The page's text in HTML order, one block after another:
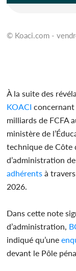
© Koaci.com -
À la suite des
KOACI
milliards de FCFA
ministère de
technique de Côte
d’administration
adhérents à
2026.
Dans cette note
d’administration,
indiqué qu’une
devant le Pôle